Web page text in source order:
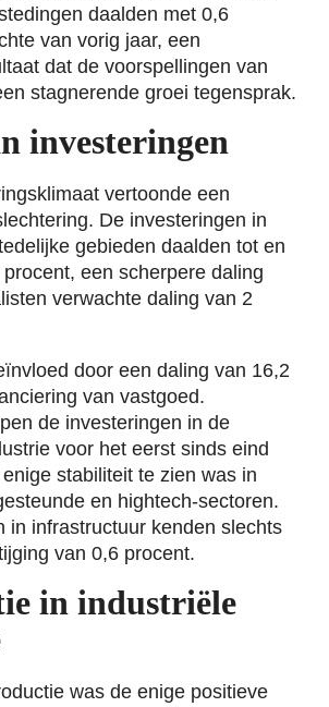
daalden met 0,6
van vorig jaar, een
dat de voorspellingen van
stagnerende groei tegensprak.
investeringen
vertoonde een
De investeringen in
gebieden daalden tot en
een scherpere daling
verwachte daling van 2
door een daling van 16,2
van vastgoed.
de investeringen in de
voor het eerst sinds eind
stabiliteit te zien was in
en hightech-sectoren.
in infrastructuur kenden slechts
van 0,6 procent.
in industriële
was de enige positieve